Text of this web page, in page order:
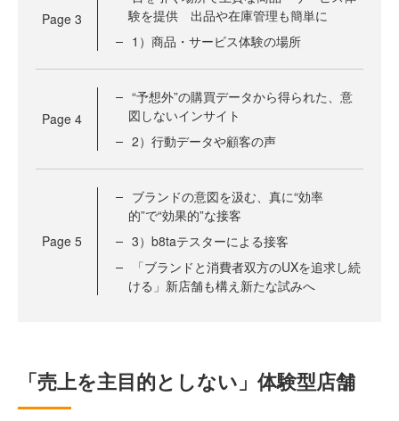
Page 3
験を提供 出品や在庫管理も簡単に
1）商品・サービス体験の場所
Page 4
“予想外”の購買データから得られた、意
図しないインサイト
2）行動データや顧客の声
Page 5
ブランドの意図を汲む、真に“効率
的”で“効果的”な接客
3）b8taテスターによる接客
「ブランドと消費者双方のUXを追求し続
ける」新店舗も構え新たな試みへ
「売上を主目的としない」体験型店舗